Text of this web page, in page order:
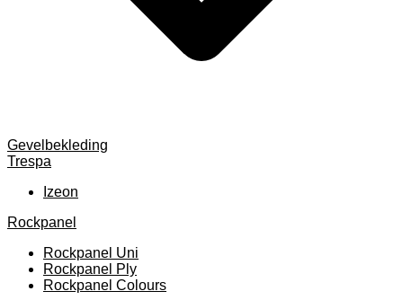
Gevelbekleding
Trespa
Izeon
Rockpanel
Rockpanel Uni
Rockpanel Ply
Rockpanel Colours